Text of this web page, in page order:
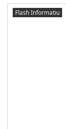
Flash Informatiu